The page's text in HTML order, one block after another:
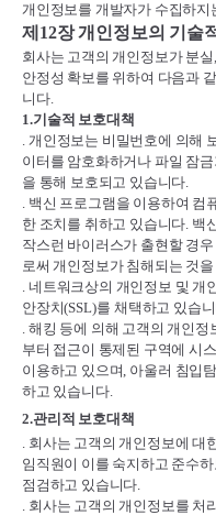
개인정보를 개발자가 수집하지
제 12장 개인정보의 기술
회사는 고객의 개인정보가 분실,
안정성 확보를 위하여 다음과
니다.
1.기술적 보호대책
. 개인정보는 비밀번호에 의해
이터를 암호화하거나 파일 잠
을 통해 보호되고 있습니다.
. 백신 프로그램을 이용하여 컴
한 조치를 취하고 있습니다. 백
작스런 바이러스가 출현할 경
로써 개인정보가 침해되는 것
. 네트워크상의 개인정보 및 개
안장치(SSL)를 채택하고 있습
. 해킹 등에 의해 고객의 개인정
부터 접근이 통제된 구역에 시
이용하고 있으며, 아울러 침입
하고 있습니다.
2.관리적 보호대책
. 회사는 고객의 개인정보에 대
임직원이 이를 숙지하고 준수
점검하고 있습니다.
. 회사는 고객의 개인정보를 처